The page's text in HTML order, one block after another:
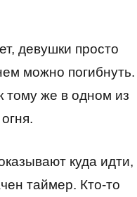
девушки просто
можно погибнуть.
тому же в одном из
куда идти,
таймер. Кто-то